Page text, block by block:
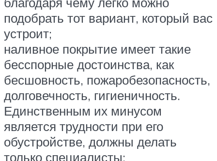
подобрать тот вариант, который вас
устроит;
наливное покрытие имеет такие
бесспорные достоинства, как
бесшовность, пожаробезопасность,
долговечность, гигиеничность.
Единственным их минусом
является трудности при его
обустройстве, должны делать
только специалисты;